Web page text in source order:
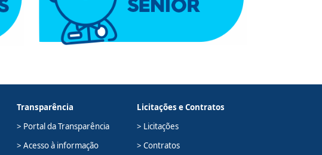
Transparência
> Portal da Transparência
> Acesso à informação
Licitações e Contratos
> Licitações
> Contratos